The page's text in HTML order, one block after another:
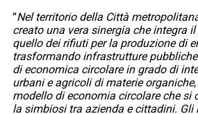
“Nel territorio della Città
creato una vera sinergia che integra il
quello dei rifiuti per la produzione di
trasformando infrastrutture
di economica circolare in grado di
urbani e agricoli di materie organiche,
modello di economia circolare che si
la simbiosi tra azienda e cittadini.